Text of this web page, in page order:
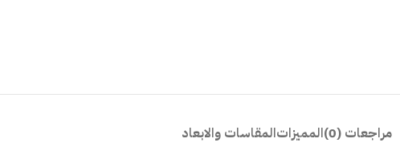
مراجعات (0) المميزاتالمقاسات والابعاد